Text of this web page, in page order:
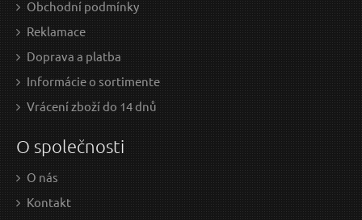
Obchodní podmínky
Reklamace
Doprava a platba
Informácie o sortimente
Vrácení zboží do 14 dnů
O společnosti
O nás
Kontakt